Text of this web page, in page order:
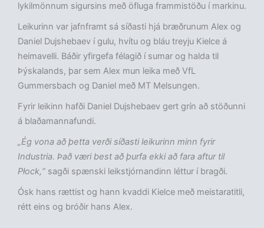
lykilmönnum sigursins með öfluga frammistöðu í markinu.
Leikurinn var jafnframt sá síðasti hjá bræðrunum Alex og
Daniel Dujshebaev í gulu, hvítu og bláu treyju Kielce á
heimavelli. Báðir yfirgefa félagið í sumar og halda til
Þýskalands, þar sem Alex mun leika með VfL
Gummersbach og Daniel með MT Melsungen.
Fyrir leikinn hafði Daniel Dujshebaev gert grín að stöðunni
á blaðamannafundi.
„Ég vona að þetta verði síðasti leikurinn minn fyrir
Industria. Það væri best að þurfa ekki að fara aftur til
Płock,“ sagði spænski leikstjórnandinn léttur í bragði.
Ósk hans rættist og hann kvaddi Kielce með meistaratitli,
rétt eins og bróðir hans Alex.